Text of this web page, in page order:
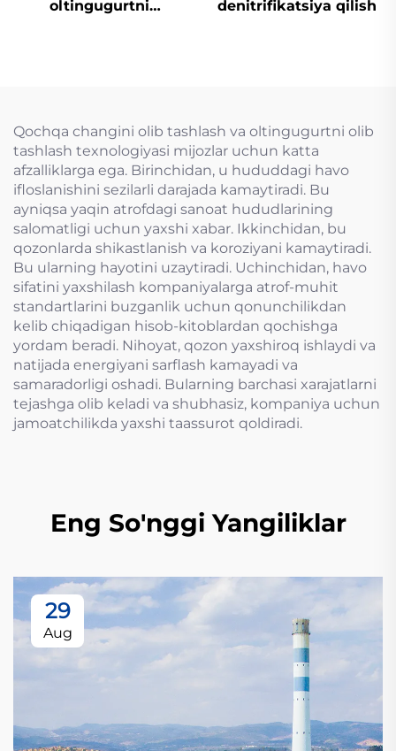
oltingugurtni
denitrifikatsiya qilish
Qochqa changini olib tashlash va oltingugurtni olib
tashlash texnologiyasi mijozlar uchun katta
afzalliklarga ega. Birinchidan, u hududdagi havo
ifloslanishini sezilarli darajada kamaytiradi. Bu
ayniqsa yaqin atrofdagi sanoat hududlarining
salomatligi uchun yaxshi xabar. Ikkinchidan, bu
qozonlarda shikastlanish va koroziyani kamaytiradi.
Bu ularning hayotini uzaytiradi. Uchinchidan, havo
sifatini yaxshilash kompaniyalarga atrof-muhit
standartlarini buzganlik uchun qonunchilikdan
kelib chiqadigan hisob-kitoblardan qochishga
yordam beradi. Nihoyat, qozon yaxshiroq ishlaydi va
natijada energiyani sarflash kamayadi va
samaradorligi oshadi. Bularning barchasi xarajatlarni
tejashga olib keladi va shubhasiz, kompaniya uchun
jamoatchilikda yaxshi taassurot qoldiradi.
Eng So'nggi Yangiliklar
29
Aug